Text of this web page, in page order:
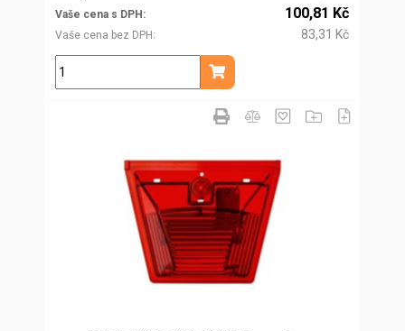
Vaše cena s DPH
Vaše cena bez DPH
100,81 Kč
83,31 Kč
ks
Přidat do košíku